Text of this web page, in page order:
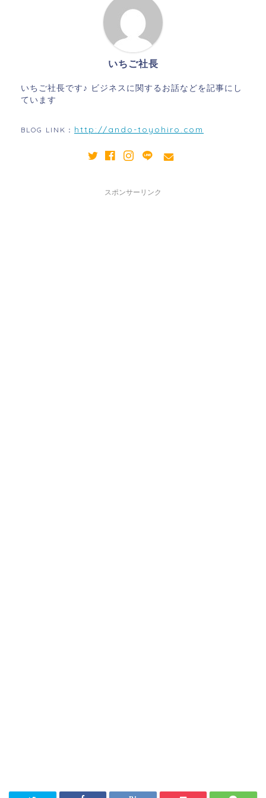
いちご社長
いちご社長です♪ ビジネスに関するお話などを記事にし
ています
BLOG LINK： http://ando-toyohiro.com
スポンサーリンク